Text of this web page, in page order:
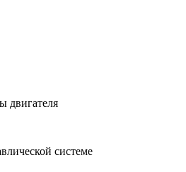
двигателя
системе